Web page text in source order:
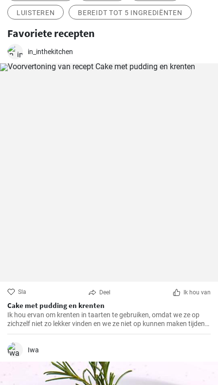
LUISTEREN BEREIDT TOT 5 INGREDIËNTEN
Favoriete recepten
in_inthekitchen
Sla Deel Ik hou van
Cake met pudding en krenten
Ik hou ervan om krenten in taarten te gebruiken, omdat we ze op
zichzelf niet zo lekker vinden en we ze niet op kunnen maken tijdens
het seizoen. Als je er veel hebt, probeer dan deze bakplaatcake met
chocoladepudding. Het deeg is ook interessant omdat het griesmeel
bevat.
Iwa